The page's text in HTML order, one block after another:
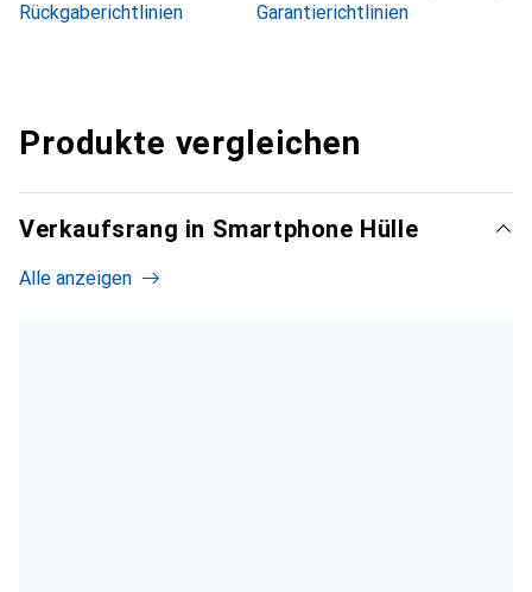
Rückgaberichtlinien
Garantierichtlinien
Produkte vergleichen
Verkaufsrang in Smartphone Hülle
Alle anzeigen